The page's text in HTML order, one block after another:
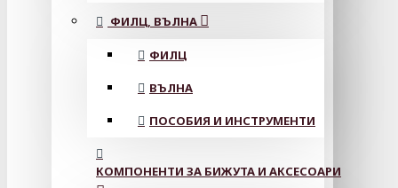
ФИЛЦ, ВЪЛНА
ФИЛЦ
ВЪЛНА
ПОСОБИЯ И ИНСТРУМЕНТИ
КОМПОНЕНТИ ЗА БИЖУТА И АКСЕСОАРИ